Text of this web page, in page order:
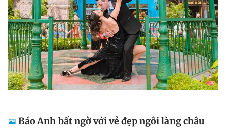
Báo Anh bất ngờ với vẻ đẹp ngôi làng châu